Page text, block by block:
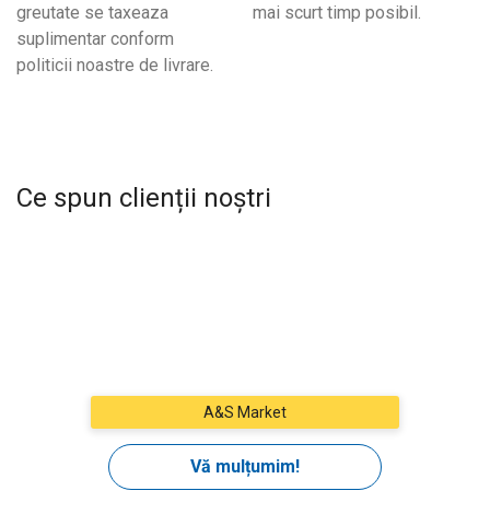
greutate se taxeaza
suplimentar conform
politicii noastre de livrare.
mai scurt timp posibil.
Ce spun clienții noștri